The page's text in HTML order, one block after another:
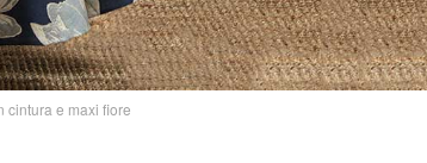
cintura e maxi fiore